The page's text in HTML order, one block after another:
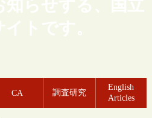
知らせする、国立
トです。
CA 調査研究
English
Articles